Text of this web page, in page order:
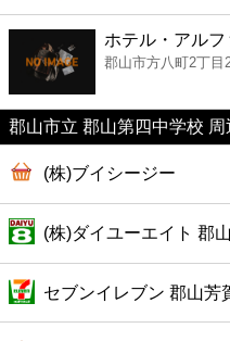
ファーストフード
カフェ
ショッピング
銀行
公共
病院
ホテル・アル
郡山市方八町2丁目
郡山市立 郡山第四中学校 周
(株)ブイシージー
(株)ダイユーエイト 郡
セブンイレブン 郡山芳